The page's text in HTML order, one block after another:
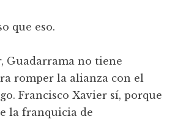
que eso.
Guadarrama no tiene
romper la alianza con el
Francisco Xavier sí, porque
la franquicia de